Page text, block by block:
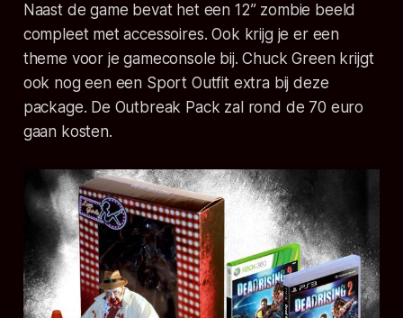
Naast de game bevat het een 12” zombie beeld
compleet met accessoires. Ook krijg je er een
theme voor je gameconsole bij. Chuck Green krijgt
ook nog een een Sport Outfit extra bij deze
package. De Outbreak Pack zal rond de 70 euro
gaan kosten.